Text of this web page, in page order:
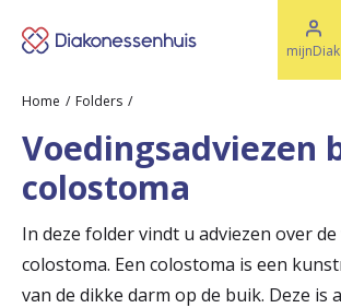
mijnDiak
Ziektes & Aandoeningen
Uw bezoek
Home Folders
Voedingsadviezen
colostoma
In deze folder vindt u adviezen over
colostoma. Een colostoma is een
van de dikke darm op de buik. Deze is